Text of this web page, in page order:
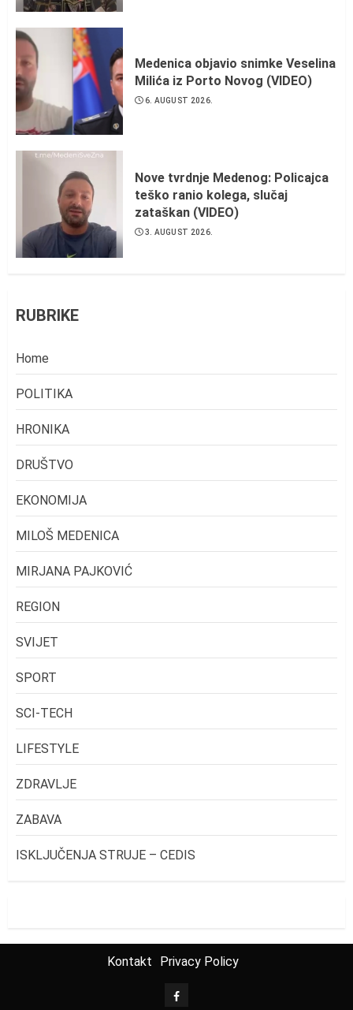
Medenica objavio snimke Veselina
Milića iz Porto Novog (VIDEO)
6. AUGUST 2026.
Nove tvrdnje Medenog: Policajca
teško ranio kolega, slučaj
zataškan (VIDEO)
3. AUGUST 2026.
RUBRIKE
Home
POLITIKA
HRONIKA
DRUŠTVO
EKONOMIJA
MILOŠ MEDENICA
MIRJANA PAJKOVIĆ
REGION
SVIJET
SPORT
SCI-TECH
LIFESTYLE
ZDRAVLJE
ZABAVA
ISKLJUČENJA STRUJE – CEDIS
Kontakt Privacy Policy
FB